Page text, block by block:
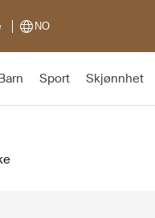
NO
Sport Skjønnhet